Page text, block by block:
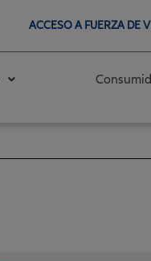
ACCESO A FUERZA DE